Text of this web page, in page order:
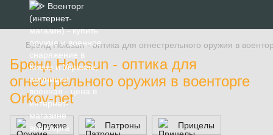
Бренд Holosun - оптика для огнестрельного оружия в
Бренд Holosun - оптика для
огнестрельного оружия в военторге
Orkov-net
Оружие Патроны Прицелы